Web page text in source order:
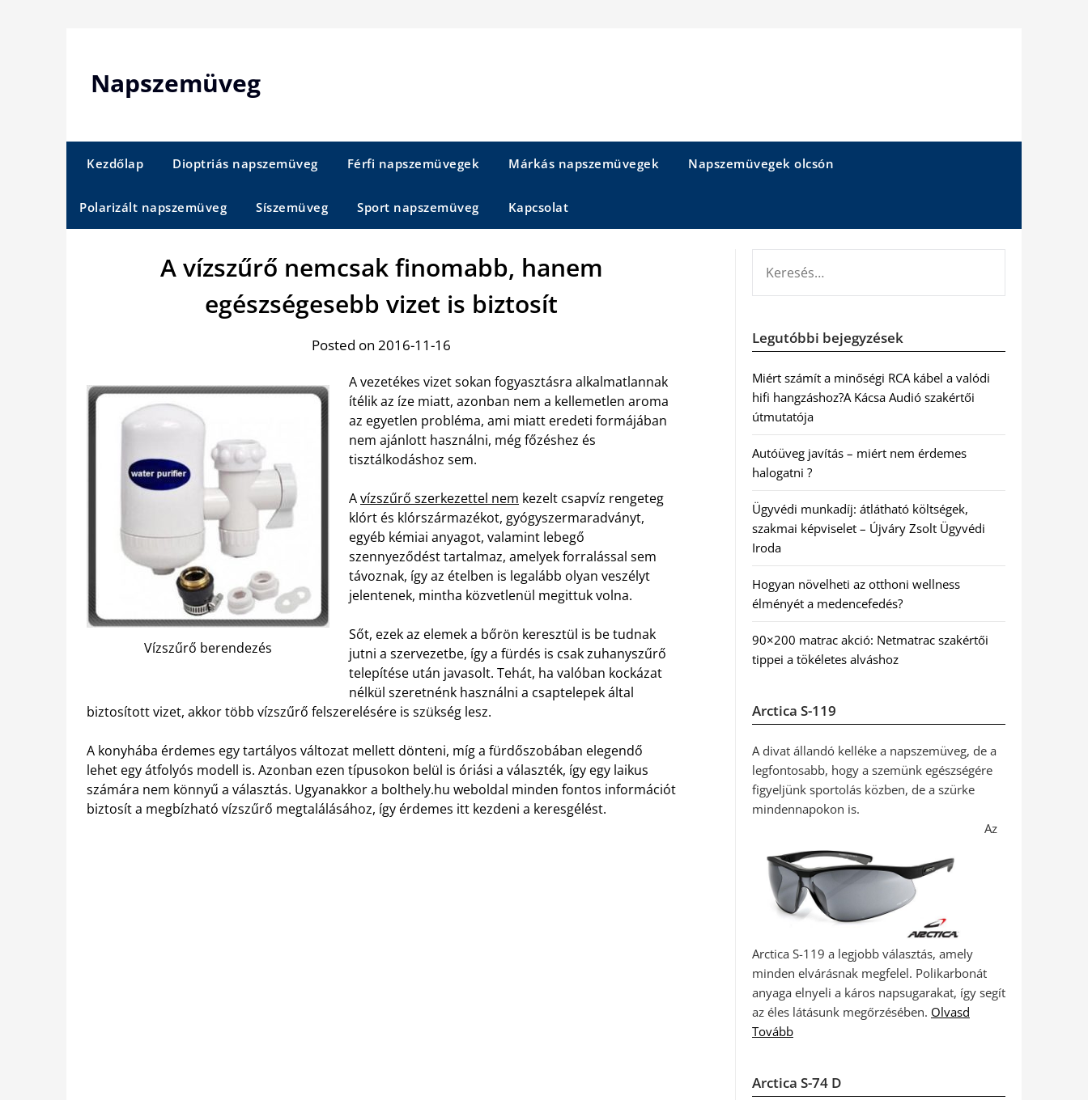
Napszemüveg
Kezdőlap Dioptriás napszemüveg Férfi napszemüvegek Márkás napszemüvegek Napszemüvegek olcsón
Polarizált napszemüveg Síszemüveg Sport napszemüveg Kapcsolat
A vízszűrő nemcsak finomabb, hanem
egészségesebb vizet is biztosít
Posted on 2016-11-16
Vízszűrő berendezés
A vezetékes vizet sokan fogyasztásra alkalmatlannak
ítélik az íze miatt, azonban nem a kellemetlen aroma
az egyetlen probléma, ami miatt eredeti formájában
nem ajánlott használni, még főzéshez és
tisztálkodáshoz sem.
Avízszűrő szerkezettel nem kezelt csapvíz rengeteg
klórt és klórszármazékot, gyógyszermaradványt,
egyéb kémiai anyagot, valamint lebegő
szennyeződést tartalmaz, amelyek forralással sem
távoznak, így az ételben is legalább olyan veszélyt
jelentenek, mintha közvetlenül megittuk volna.
Sőt, ezek az elemek a bőrön keresztül is be tudnak
jutni a szervezetbe, így a fürdés is csak zuhanyszűrő
telepítése után javasolt. Tehát, ha valóban kockázat
nélkül szeretnénk használni a csaptelepek által
biztosított vizet, akkor több vízszűrő felszerelésére is szükség lesz.
A konyhába érdemes egy tartályos változat mellett dönteni, míg a fürdőszobában elegendő
lehet egy átfolyós modell is. Azonban ezen típusokon belül is óriási a választék, így egy laikus
számára nem könnyű a választás. Ugyanakkor a bolthely.hu weboldal minden fontos információt
biztosít a megbízható vízszűrő megtalálásához, így érdemes itt kezdeni a keresgélést.
Legutóbbi bejegyzések
Miért számít a minőségi RCA kábel a valódi
hifi hangzáshoz?A Kácsa Audió szakértői
útmutatója
Autóüveg javítás – miért nem érdemes
halogatni ?
Ügyvédi munkadíj: átlátható költségek,
szakmai képviselet – Újváry Zsolt Ügyvédi
Iroda
Hogyan növelheti az otthoni wellness
élményét a medencefedés?
90×200 matrac akció: Netmatrac szakértői
tippei a tökéletes alváshoz
Arctica S-119
A divat állandó kelléke a napszemüveg, de a
legfontosabb, hogy a szemünk egészségére
figyeljünk sportolás közben, de a szürke
mindennapokon is.
Az
Arctica S-119 a legjobb választás, amely
minden elvárásnak megfelel. Polikarbonát
anyaga elnyeli a káros napsugarakat, így segít
az éles látásunk megőrzésében. Olvasd
Tovább
Arctica S-74 D